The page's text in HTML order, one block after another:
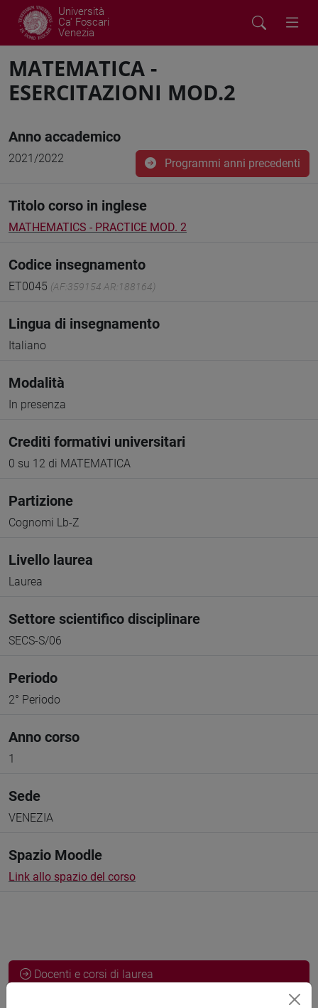
Università
Ca' Foscari
Venezia
MATEMATICA -
ESERCITAZIONI MOD.2
Anno accademico
2021/2022 Programmi anni precedenti
Titolo corso in inglese
MATHEMATICS - PRACTICE MOD. 2
Codice insegnamento
ET0045 (AF:359154 AR:188164)
Lingua di insegnamento
Italiano
Modalità
In presenza
Crediti formativi universitari
0 su 12 di MATEMATICA
Partizione
Cognomi Lb-Z
Livello laurea
Laurea
Settore scientifico disciplinare
SECS-S/06
Periodo
2° Periodo
Anno corso
1
Sede
VENEZIA
Spazio Moodle
Link allo spazio del corso
Docenti e corsi di laurea